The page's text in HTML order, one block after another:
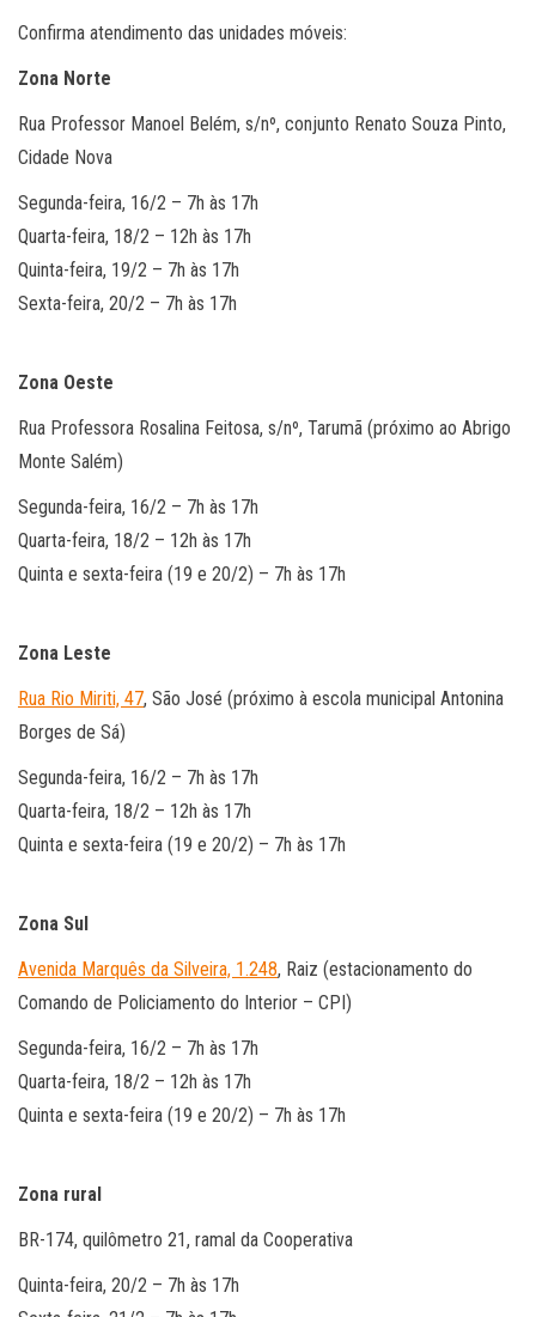
Confirma atendimento das unidades móveis:
Zona Norte
Rua Professor Manoel Belém, s/nº, conjunto Renato Souza Pinto,
Cidade Nova
Segunda-feira, 16/2 – 7h às 17h
Quarta-feira, 18/2 – 12h às 17h
Quinta-feira, 19/2 – 7h às 17h
Sexta-feira, 20/2 – 7h às 17h
Zona Oeste
Rua Professora Rosalina Feitosa, s/nº, Tarumã (próximo ao Abrigo
Monte Salém)
Segunda-feira, 16/2 – 7h às 17h
Quarta-feira, 18/2 – 12h às 17h
Quinta e sexta-feira (19 e 20/2) – 7h às 17h
Zona Leste
Rua Rio Miriti, 47, São José (próximo à escola municipal Antonina
Borges de Sá)
Segunda-feira, 16/2 – 7h às 17h
Quarta-feira, 18/2 – 12h às 17h
Quinta e sexta-feira (19 e 20/2) – 7h às 17h
Zona Sul
Avenida Marquês da Silveira, 1.248, Raiz (estacionamento do
Comando de Policiamento do Interior – CPI)
Segunda-feira, 16/2 – 7h às 17h
Quarta-feira, 18/2 – 12h às 17h
Quinta e sexta-feira (19 e 20/2) – 7h às 17h
Zona rural
BR-174, quilômetro 21, ramal da Cooperativa
Quinta-feira, 20/2 – 7h às 17h